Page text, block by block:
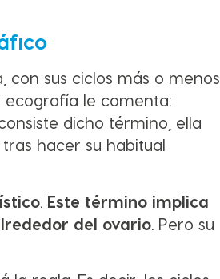
con sus ciclos más o menos
ecografía le comenta:
dicho término, ella
hacer su habitual
Este término implica
del ovario . Pero su